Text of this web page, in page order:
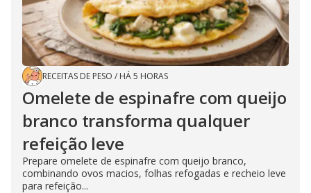
RECEITAS DE PESO / HÁ 5 HORAS
Omelete de espinafre com queijo
branco transforma qualquer
refeição leve
Prepare omelete de espinafre com queijo branco,
combinando ovos macios, folhas refogadas e recheio leve
para refeição...